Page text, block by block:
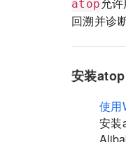
atop
回溯并诊
安装atop
使用
安装